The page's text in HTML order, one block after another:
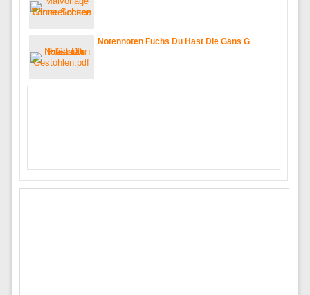
Notennoten Fuchs Du Hast Die Gans G